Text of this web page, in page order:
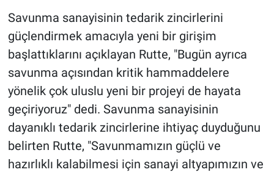
Savunma sanayisinin tedarik zincirlerini
güçlendirmek amacıyla yeni bir girişim
başlattıklarını açıklayan Rutte, "Bugün ayrıca
savunma açısından kritik hammaddelere
yönelik çok uluslu yeni bir projeyi de hayata
geçiriyoruz" dedi. Savunma sanayisinin
dayanıklı tedarik zincirlerine ihtiyaç duyduğunu
belirten Rutte, "Savunmamızın güçlü ve
hazırlıklı kalabilmesi için sanayi altyapımızın ve